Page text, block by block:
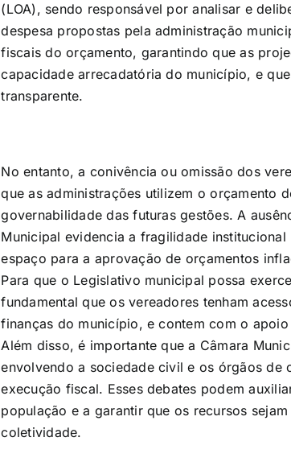
(LOA), sendo responsável por analisar e
despesa propostas pela administração
fiscais do orçamento, garantindo que as
capacidade arrecadatória do município, e
transparente.
No entanto, a conivência ou omissão dos
que as administrações utilizem o orçamento
governabilidade das futuras gestões. A
Municipal evidencia a fragilidade
espaço para a aprovação de orçamentos
Para que o Legislativo municipal possa
fundamental que os vereadores tenham
finanças do município, e contem com o
Além disso, é importante que a Câmara
envolvendo a sociedade civil e os órgãos de
execução fiscal. Esses debates podem
população e a garantir que os recursos
coletividade.